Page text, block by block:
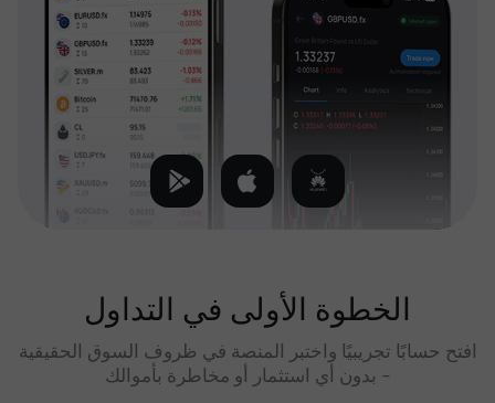
الخطوة الأولى في التداول
افتح حسابًا تجريبيًا واختبر المنصة في ظروف السوق الحقيقية
- بدون أي استثمار أو مخاطرة بأموالك